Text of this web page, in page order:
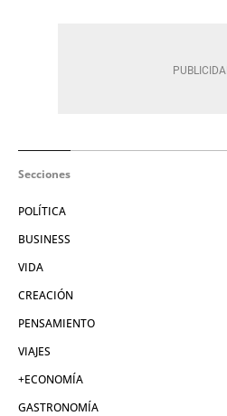
Secciones
POLÍTICA
BUSINESS
VIDA
CREACIÓN
PENSAMIENTO
VIAJES
+ECONOMÍA
GASTRONOMÍA